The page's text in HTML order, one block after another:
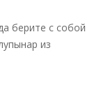
берите с собой
из